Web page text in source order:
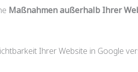
Maßnahmen außerhalb Ihrer
Ihrer Website in Google